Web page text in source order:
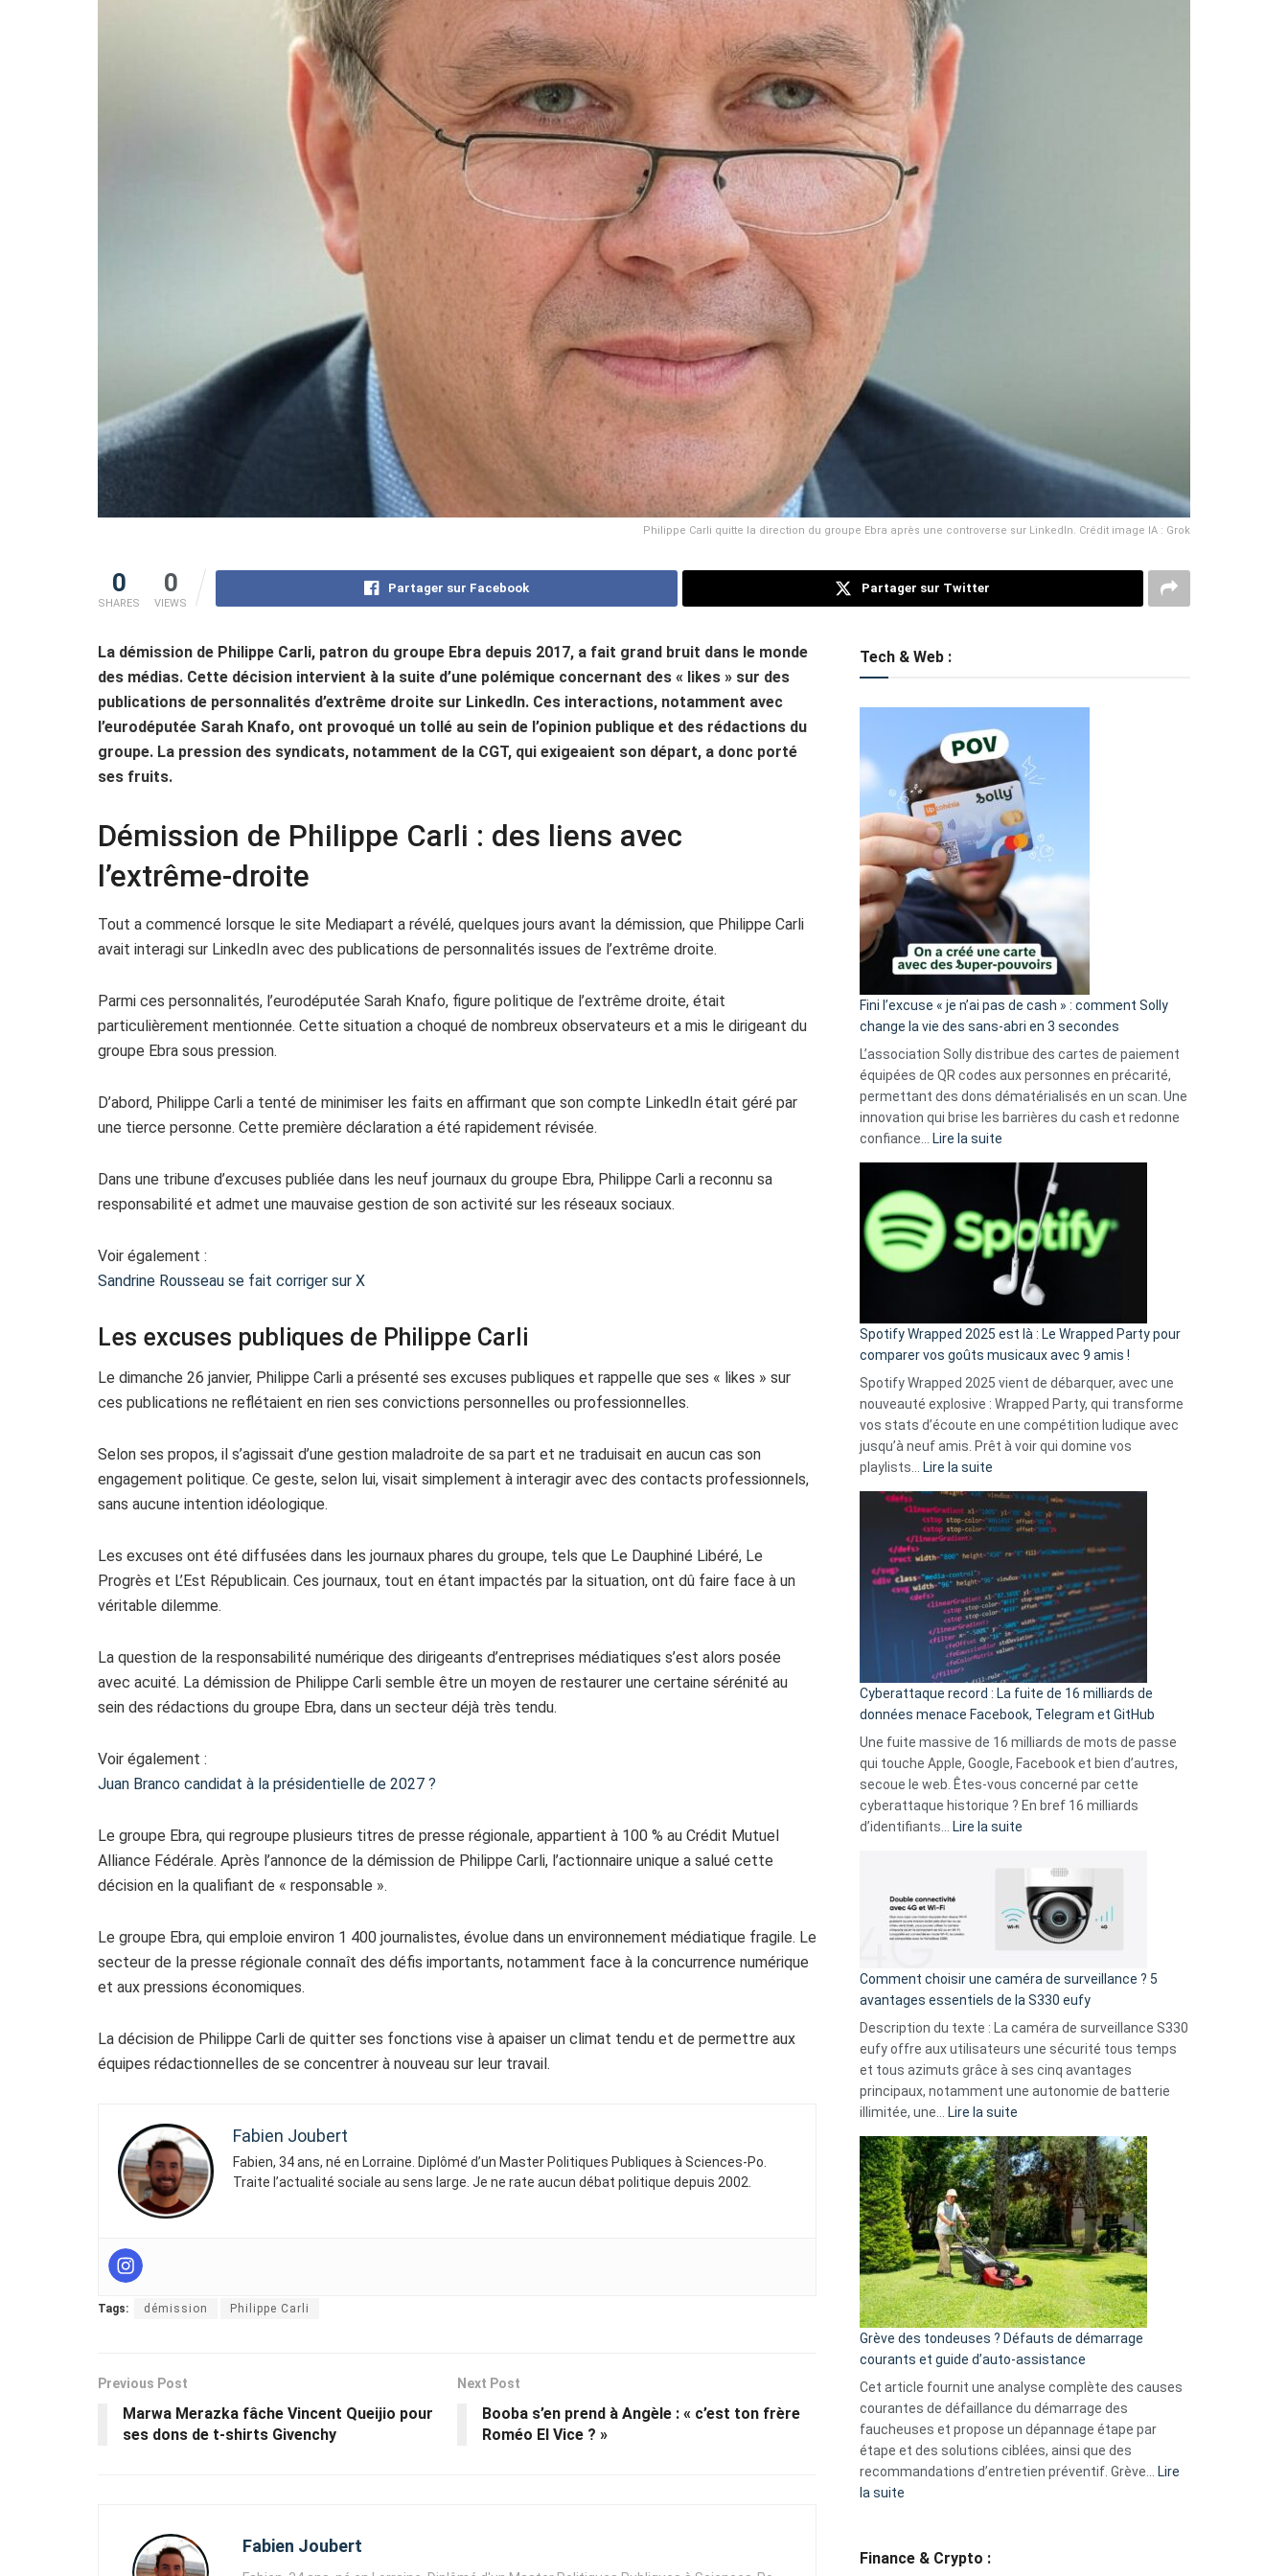
Philippe Carli quitte la direction du groupe Ebra après une controverse sur LinkedIn. Crédit image IA : Grok
0
SHARES
0
VIEWS
Partager sur Facebook Partager sur Twitter
La démission de Philippe Carli, patron du groupe Ebra depuis 2017, a fait grand bruit dans le monde
des médias. Cette décision intervient à la suite d’une polémique concernant des « likes » sur des
publications de personnalités d’extrême droite sur LinkedIn. Ces interactions, notamment avec
l’eurodéputée Sarah Knafo, ont provoqué un tollé au sein de l’opinion publique et des rédactions du
groupe. La pression des syndicats, notamment de la CGT, qui exigeaient son départ, a donc porté
ses fruits.
Démission de Philippe Carli : des liens avec
l’extrême-droite
Tout a commencé lorsque le site Mediapart a révélé, quelques jours avant la démission, que Philippe Carli
avait interagi sur LinkedIn avec des publications de personnalités issues de l’extrême droite.
Parmi ces personnalités, l’eurodéputée Sarah Knafo, figure politique de l’extrême droite, était
particulièrement mentionnée. Cette situation a choqué de nombreux observateurs et a mis le dirigeant du
groupe Ebra sous pression.
D’abord, Philippe Carli a tenté de minimiser les faits en affirmant que son compte LinkedIn était géré par
une tierce personne. Cette première déclaration a été rapidement révisée.
Dans une tribune d’excuses publiée dans les neuf journaux du groupe Ebra, Philippe Carli a reconnu sa
responsabilité et admet une mauvaise gestion de son activité sur les réseaux sociaux.
Voir également :
Sandrine Rousseau se fait corriger sur X
Les excuses publiques de Philippe Carli
Le dimanche 26 janvier, Philippe Carli a présenté ses excuses publiques et rappelle que ses « likes » sur
ces publications ne reflétaient en rien ses convictions personnelles ou professionnelles.
Selon ses propos, il s’agissait d’une gestion maladroite de sa part et ne traduisait en aucun cas son
engagement politique. Ce geste, selon lui, visait simplement à interagir avec des contacts professionnels,
sans aucune intention idéologique.
Les excuses ont été diffusées dans les journaux phares du groupe, tels que Le Dauphiné Libéré, Le
Progrès et L’Est Républicain. Ces journaux, tout en étant impactés par la situation, ont dû faire face à un
véritable dilemme.
La question de la responsabilité numérique des dirigeants d’entreprises médiatiques s’est alors posée
avec acuité. La démission de Philippe Carli semble être un moyen de restaurer une certaine sérénité au
sein des rédactions du groupe Ebra, dans un secteur déjà très tendu.
Voir également :
Juan Branco candidat à la présidentielle de 2027 ?
Le groupe Ebra, qui regroupe plusieurs titres de presse régionale, appartient à 100 % au Crédit Mutuel
Alliance Fédérale. Après l’annonce de la démission de Philippe Carli, l’actionnaire unique a salué cette
décision en la qualifiant de « responsable ».
Le groupe Ebra, qui emploie environ 1 400 journalistes, évolue dans un environnement médiatique fragile. Le
secteur de la presse régionale connaît des défis importants, notamment face à la concurrence numérique
et aux pressions économiques.
La décision de Philippe Carli de quitter ses fonctions vise à apaiser un climat tendu et de permettre aux
équipes rédactionnelles de se concentrer à nouveau sur leur travail.
Fabien Joubert
Fabien, 34 ans, né en Lorraine. Diplômé d’un Master Politiques Publiques à Sciences-Po.
Traite l’actualité sociale au sens large. Je ne rate aucun débat politique depuis 2002.
Tags: démission Philippe Carli
Previous Post
Marwa Merazka fâche Vincent Queijio pour
ses dons de t-shirts Givenchy
Next Post
Booba s’en prend à Angèle : « c’est ton frère
Roméo El Vice ? »
Fabien Joubert
Tech & Web :
Fini l’excuse « je n’ai pas de cash » : comment Solly
change la vie des sans-abri en 3 secondes
L’association Solly distribue des cartes de paiement
équipées de QR codes aux personnes en précarité,
permettant des dons dématérialisés en un scan. Une
innovation qui brise les barrières du cash et redonne
confiance…
Lire la suite
l’excuse
je
n’ai
pas
de
cash
»
Solly
change
la
vie
sans-
abri
en
3
secondes
Spotify Wrapped 2025 est là : Le Wrapped Party pour
comparer vos goûts musicaux avec 9 amis !
Spotify Wrapped 2025 vient de débarquer, avec une
nouveauté explosive : Wrapped Party, qui transforme
vos stats d’écoute en une compétition ludique avec
jusqu’à neuf amis. Prêt à voir qui domine vos
playlists…
Lire la suite
Wrapped
2025
est
:
Le
Wrapped
Party
pour
comparer
vos
goûts
musicaux
avec
9
amis
Cyberattaque record : La fuite de 16 milliards de
données menace Facebook, Telegram et GitHub
Une fuite massive de 16 milliards de mots de passe
qui touche Apple, Google, Facebook et bien d’autres,
secoue le web. Êtes-vous concerné par cette
cyberattaque historique ? En bref 16 milliards
d’identifiants…
Lire la suite
record
La
fuite
16
milliards
données
menace
Facebook,
Telegram
GitHub
Comment choisir une caméra de surveillance ? 5
avantages essentiels de la S330 eufy
Description du texte : La caméra de surveillance S330
eufy offre aux utilisateurs une sécurité tous temps
et tous azimuts grâce à ses cinq avantages
principaux, notamment une autonomie de batterie
illimitée, une…
Lire la suite
choisir
une
caméra
de
surveillance
?
5
avantages
essentiels
de
la
S330
eufy
Grève des tondeuses ? Défauts de démarrage
courants et guide d’auto-assistance
Cet article fournit une analyse complète des causes
courantes de défaillance du démarrage des
faucheuses et propose un dépannage étape par
étape et des solutions ciblées, ainsi que des
recommandations d’entretien préventif. Grève…
Lire
la suite
tondeuses
Finance & Crypto :